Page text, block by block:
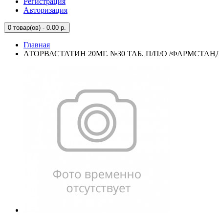
Авторизация
0 товар(ов) - 0.00 р.
Главная
АТОРВАСТАТИН 20МГ. №30 ТАБ. П/П/О /